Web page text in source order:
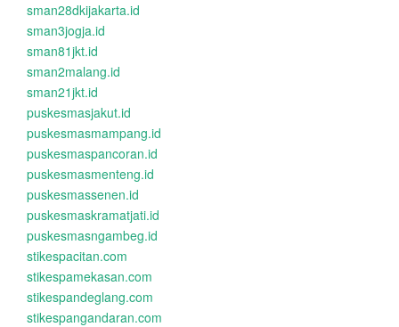
sman28dkijakarta.id
sman3jogja.id
sman81jkt.id
sman2malang.id
sman21jkt.id
puskesmasjakut.id
puskesmasmampang.id
puskesmaspancoran.id
puskesmasmenteng.id
puskesmassenen.id
puskesmaskramatjati.id
puskesmasngambeg.id
stikespacitan.com
stikespamekasan.com
stikespandeglang.com
stikespangandaran.com